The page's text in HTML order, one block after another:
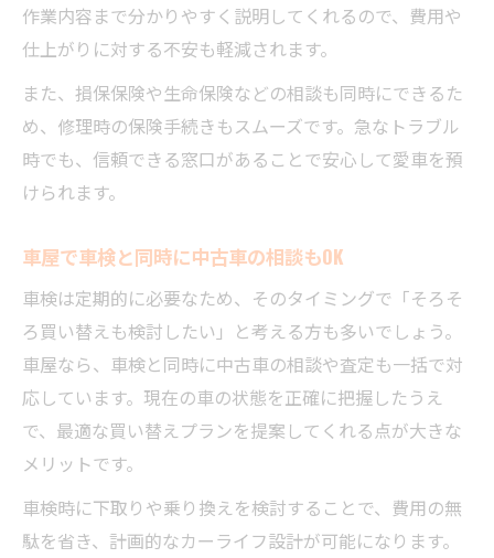
作業内容まで分かりやすく説明してくれるので、費用や
仕上がりに対する不安も軽減されます。
また、損保保険や生命保険などの相談も同時にできるた
め、修理時の保険手続きもスムーズです。急なトラブル
時でも、信頼できる窓口があることで安心して愛車を預
けられます。
車屋で車検と同時に中古車の相談もOK
車検は定期的に必要なため、そのタイミングで「そろそ
ろ買い替えも検討したい」と考える方も多いでしょう。
車屋なら、車検と同時に中古車の相談や査定も一括で対
応しています。現在の車の状態を正確に把握したうえ
で、最適な買い替えプランを提案してくれる点が大きな
メリットです。
車検時に下取りや乗り換えを検討することで、費用の無
駄を省き、計画的なカーライフ設計が可能になります。